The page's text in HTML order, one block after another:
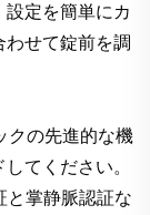
定を簡単にカ
せて錠前を調
クの先進的な機
てください。
と掌静脈認証な